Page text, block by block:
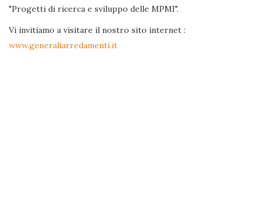
"Progetti di ricerca e sviluppo delle MPMI".
Vi invitiamo a visitare il nostro sito internet :
www.generaliarredamenti.it